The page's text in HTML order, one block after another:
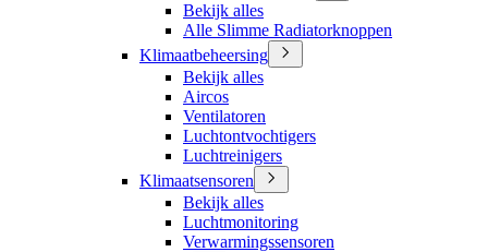
Bekijk alles
Alle Slimme Radiatorknoppen
Klimaatbeheersing
Bekijk alles
Aircos
Ventilatoren
Luchtontvochtigers
Luchtreinigers
Klimaatsensoren
Bekijk alles
Luchtmonitoring
Verwarmingssensoren